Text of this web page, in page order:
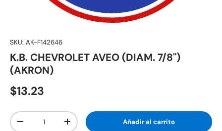
SKU: AK-F142646
K.B. CHEVROLET AVEO (DIAM. 7/8")
(AKRON)
$13.23
Cant.
-
+ Añadir al carrito